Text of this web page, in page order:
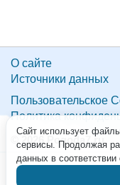
О сайте
Источники данных
Пользовательское
Политика
© 2026 Pogoda7.ru
Сайт использует
сервисы. Продолжая
данных в соответствии